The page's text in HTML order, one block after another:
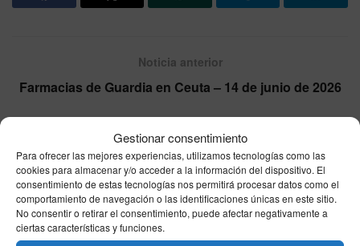
Gestionar consentimiento
Para ofrecer las mejores experiencias, utilizamos tecnologías como las
cookies para almacenar y/o acceder a la información del dispositivo. El
consentimiento de estas tecnologías nos permitirá procesar datos como el
comportamiento de navegación o las identificaciones únicas en este sitio.
No consentir o retirar el consentimiento, puede afectar negativamente a
ciertas características y funciones.
Noticia anterior
Farmacias de Guardia en Ceuta – 14 de junio de 2026
Siguiente noticia
Horarios ferrys Ceuta-Algeciras domingo 14 de junio
de 2026: Baleària, DFDS y Naviera Armas
OtrasNoticias